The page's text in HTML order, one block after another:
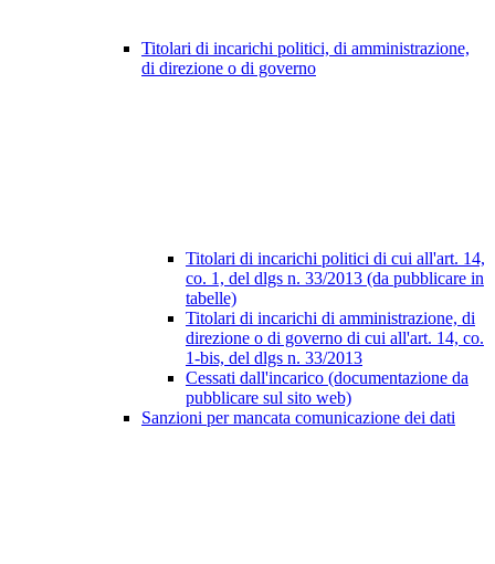
Titolari di incarichi politici, di amministrazione,
di direzione o di governo
Titolari di incarichi politici di cui all'art. 14,
co. 1, del dlgs n. 33/2013 (da pubblicare in
tabelle)
Titolari di incarichi di amministrazione, di
direzione o di governo di cui all'art. 14, co.
1-bis, del dlgs n. 33/2013
Cessati dall'incarico (documentazione da
pubblicare sul sito web)
Sanzioni per mancata comunicazione dei dati